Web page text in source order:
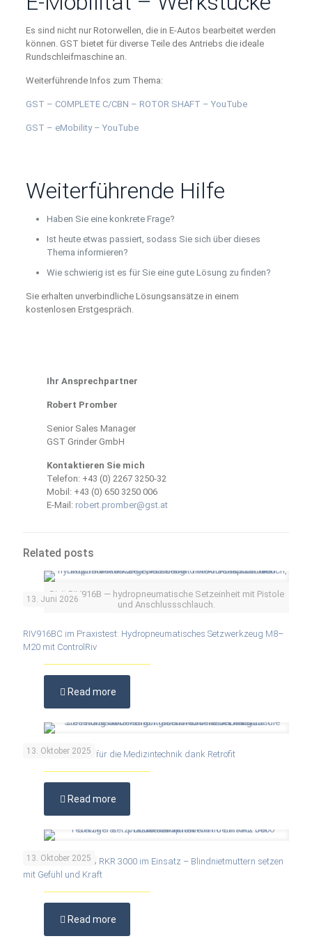
Es sind nicht nur Rotorwellen, die in E-Autos bearbeitet werden
können. GST bietet für diverse Teile des Antriebs die ideale
Rundschleifmaschine an.
Weiterführende Infos zum Thema:
GST – COMPLETE C/CBN – ROTOR SHAFT – YouTube
GST – eMobility – YouTube
Weiterführende Hilfe
Haben Sie eine konkrete Frage?
Ist heute etwas passiert, sodass Sie sich über dieses
Thema informieren?
Wie schwierig ist es für Sie eine gute Lösung zu finden?
Sie erhalten unverbindliche Lösungsansätze in einem
kostenlosen Erstgespräch.
Ihr Ansprechpartner
Robert Promber
Senior Sales Manager
GST Grinder GmbH
Kontaktieren Sie mich
Telefon: +43 (0) 2267 3250-32
Mobil: +43 (0) 650 3250 006
E-Mail: robert.promber@gst.at
Related posts
Rivit RIV916B — hydropneumatische Setzeinheit mit Pistole
und Anschlussschlauch.
13. Juni 2026
RIV916BC im Praxistest: Hydropneumatisches Setzwerkzeug M8–
M20 mit ControlRiv
Read more
13. Oktober 2025
Höchste Präzision für die Medizintechnik dank Retrofit
Read more
13. Oktober 2025
Praxisbericht: Das RKR 3000 im Einsatz – Blindnietmuttern setzen
mit Gefühl und Kraft
Read more